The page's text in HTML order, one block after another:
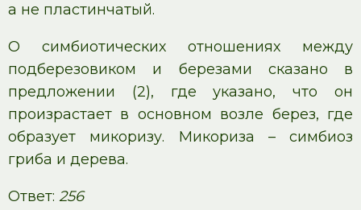
а не пластинчатый.
О симбиотических отношениях между
подберезовиком и березами сказано в
предложении (2), где указано, что он
произрастает в основном возле берез, где
образует микоризу. Микориза – симбиоз
гриба и дерева.
Ответ: 256